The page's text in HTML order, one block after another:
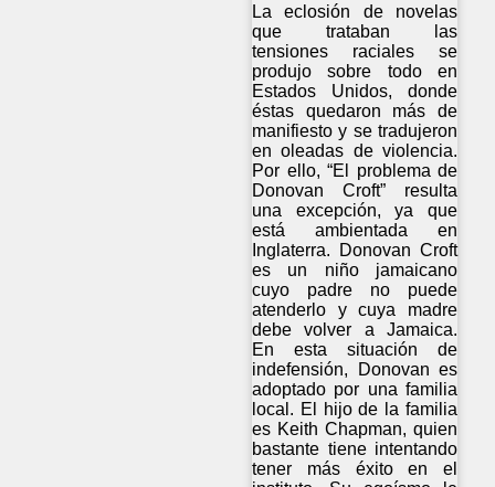
La eclosión de novelas
que trataban las
tensiones raciales se
produjo sobre todo en
Estados Unidos, donde
éstas quedaron más de
manifiesto y se tradujeron
en oleadas de violencia.
Por ello, “El problema de
Donovan Croft” resulta
una excepción, ya que
está ambientada en
Inglaterra. Donovan Croft
es un niño jamaicano
cuyo padre no puede
atenderlo y cuya madre
debe volver a Jamaica.
En esta situación de
indefensión, Donovan es
adoptado por una familia
local. El hijo de la familia
es Keith Chapman, quien
bastante tiene intentando
tener más éxito en el